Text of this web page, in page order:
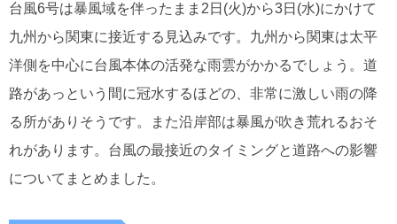
台風6号は暴風域を伴ったまま2日(火)から3日(水)にかけて
九州から関東に接近する見込みです。九州から関東は太平
洋側を中心に台風本体の活発な雨雲がかかるでしょう。道
路があっという間に冠水するほどの、非常に激しい雨の降
る所がありそうです。また沿岸部は暴風が吹き荒れるおそ
れがあります。台風の最接近のタイミングと道路への影響
についてまとめました。